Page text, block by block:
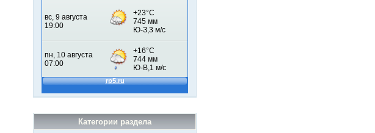
Категории раздела